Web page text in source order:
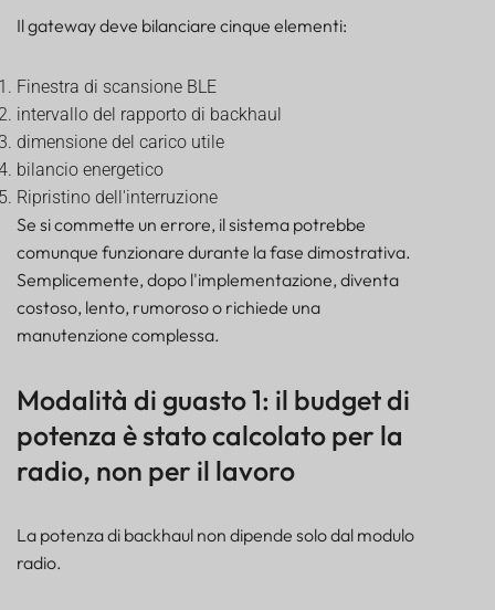
Domande frequenti
Il gateway deve bilanciare cinque elementi:
Finestra di scansione BLE
intervallo del rapporto di backhaul
dimensione del carico utile
bilancio energetico
Ripristino dell'interruzione
Se si commette un errore, il sistema potrebbe
comunque funzionare durante la fase dimostrativa.
Semplicemente, dopo l'implementazione, diventa
costoso, lento, rumoroso o richiede una
manutenzione complessa.
Modalità di guasto 1: il budget di
potenza è stato calcolato per la
radio, non per il lavoro
La potenza di backhaul non dipende solo dal modulo
radio.